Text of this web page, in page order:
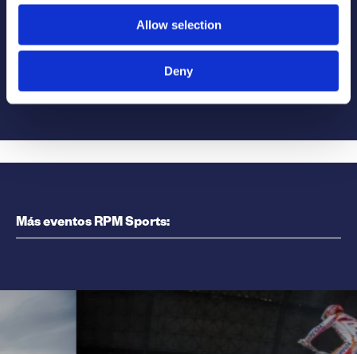
Allow selection
Deny
Más eventos RPM Sports: